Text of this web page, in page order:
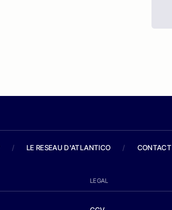
/ LE RESEAU D'ATLANTICO / CONTACT
LEGAL